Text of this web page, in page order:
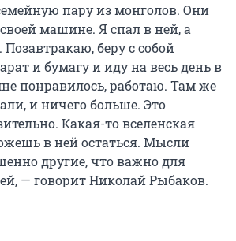
пару из монголов. Они
машине. Я спал в ней, а
беру с собой
и бумагу и иду на весь день в
понравилось, работаю. Там же
и ничего больше. Это
Какая-то вселенская
в ней остаться. Мысли
другие, что важно для
— говорит Николай Рыбаков.